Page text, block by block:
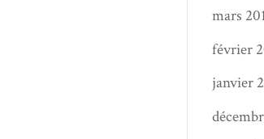
mars
février
janvier